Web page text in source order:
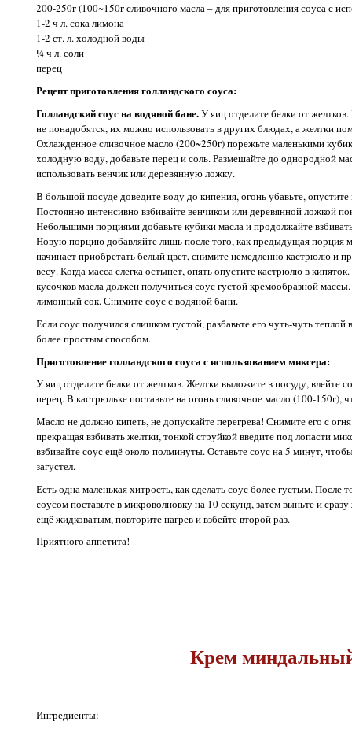
200-250г (100~150г сливочного масла – для приготовления соуса с
1-2 ч л. сока лимона
1-2 ст. л. холодной воды
¼ ч л. соли
перец
Рецепт приготовления голландского соуса:
Голландский соус на водяной бане.У яиц отделите белки от
не понадобятся, их можно использовать в других блюдах, а желтки
Охлажденное сливочное масло (200~250г) порежьте маленькими
холодную воду, добавьте перец и соль. Размешайте до однородной
использовать венчик или деревянную ложку.
В большой посуде доведите воду до кипения, огонь убавьте,
Постоянно интенсивно взбивайте венчиком или деревянной ложкой
Небольшими порциями добавьте кубики масла и продолжайте
Новую порцию добавляйте лишь после того, как предыдущая порция
начинает приобретать белый цвет, снимите немедленно кастрюлю и
весу. Когда масса слегка остынет, опять опустите кастрюлю в
кусочков масла должен получиться соус густой кремообразной
лимонный сок. Снимите соус с водяной бани.
Если соус получился слишком густой, разбавьте его чуть-чуть
более простым способом.
Приготовление голландского соуса с использованием миксера:
У яиц отделите белки от желтков. Желтки выложите в посуду, влейте
перец. В кастрюльке поставьте на огонь сливочное масло (100-150г),
Масло не должно кипеть, не допускайте перегрева! Снимите его с
прекращая взбивать желтки, тонкой струйкой введите под лопасти
взбивайте соус ещё около полминуты. Оставьте соус на 5 минут,
загустел.
Есть одна маленькая хитрость, как сделать соус более густым. После
соусом поставьте в микроволновку на 10 секунд, затем выньте и
ещё жидковатым, повторите нагрев и взбейте второй раз.
Приятного аппетита!
Крем
Ингредиенты: